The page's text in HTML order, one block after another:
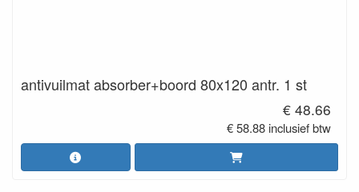
antivuilmat absorber+boord 80x120 antr. 1 st
€ 48.66
€ 58.88 inclusief btw